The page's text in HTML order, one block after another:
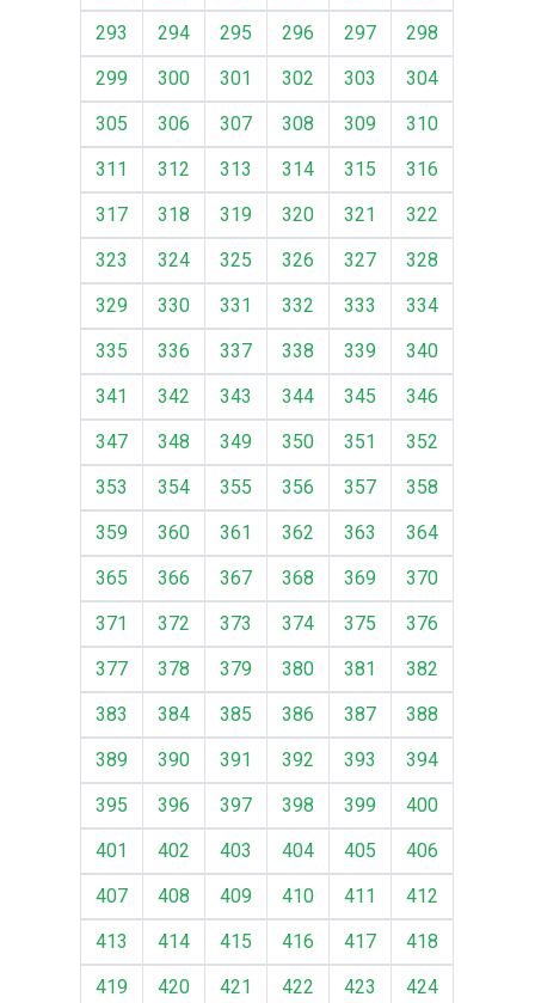
293
294 295 296 297
298
299
300 301 302 303
304
305
306 307 308 309
310
311
312 313 314 315
316
317
318 319 320 321
322
323
324 325 326 327
328
329
330 331 332 333
334
335
336 337 338 339
340
341
342 343 344 345
346
347
348 349 350 351
352
353
354 355 356 357
358
359
360 361 362 363
364
365
366 367 368 369
370
371
372 373 374 375
376
377
378 379 380 381
382
383
384 385 386 387
388
389
390 391 392 393
394
395
396 397 398 399
400
401
402 403 404 405
406
407
408 409 410 411
412
413
414 415 416 417
418
419
420 421 422 423 424